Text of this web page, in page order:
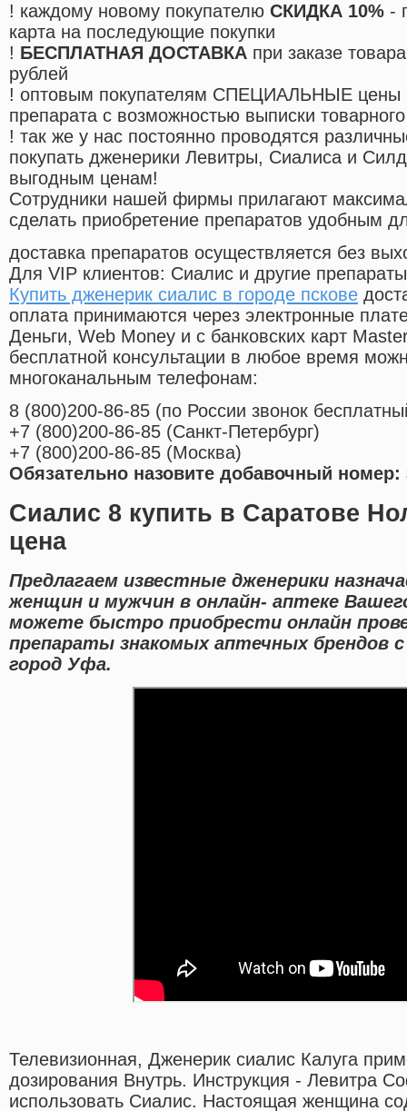
! каждому новому покупателю СКИДКА 10% -
карта на последующие покупки
! БЕСПЛАТНАЯ ДОСТАВКА при заказе
рублей
! оптовым покупателям СПЕЦИАЛЬНЫЕ цены
препарата с возможностью выписки
! так же у нас постоянно проводятся
покупать дженерики Левитры, Сиалиса и
выгодным ценам!
Cотрудники нашей фирмы прилагают
сделать приобретение препаратов удобным
доставка препаратов осуществляется без
Для VIP клиентов: Сиалис и другие
Купить дженерик сиалис в городе пскове
оплата принимаются через электронные
Деньги, Web Money и с банковских карт
бесплатной консультации в любое время
многоканальным телефонам:
8 (800)200-86-85 (по России звонок
+7 (800)200-86-85 (Санкт-Петербург)
+7 (800)200-86-85 (Москва)
Обязательно назовите добавочный номер:
Сиалис 8 купить в Саратове
цена
Предлагаем известные дженерики
женщин и мужчин в онлайн- аптеке
можете быстро приобрести онлайн
препараты знакомых аптечных брендов
город Уфа.
Телевизионная, Дженерик сиалис Калуга
дозирования Внутрь. Инструкция - Левитра
использовать Сиалис. Настоящая женщина